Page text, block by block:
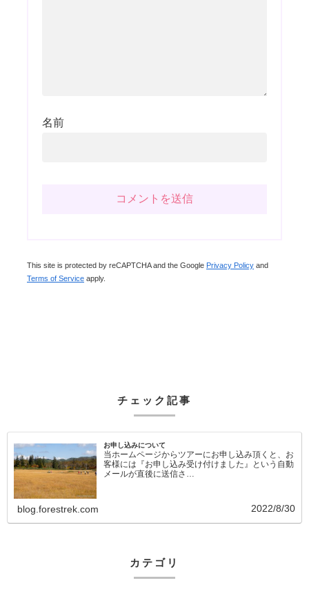
名前
This site is protected by reCAPTCHA and the Google Privacy Policy and
Terms of Service apply.
チェック記事
お申し込みについて
当ホームページからツアーにお申し込み頂くと、お
客様には『お申し込み受け付けました』という自動
メールが直後に送信さ…
blog.forestrek.com 2022/8/30
カテゴリ